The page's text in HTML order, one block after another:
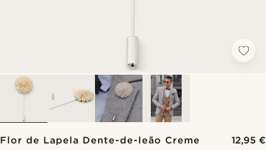
Flor de Lapela Dente-de-leão Creme 12,95 €